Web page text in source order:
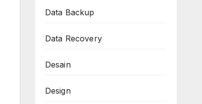
Data Backup
Data Recovery
Desain
Design